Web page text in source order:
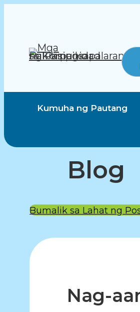
Kumuha ng Pautang
Blog
Bumalik sa Lahat ng
Nag-